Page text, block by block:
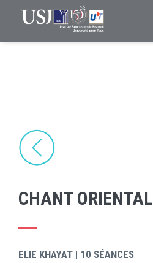
CHANT ORIENTAL
ELIE KHAYAT | 10 SÉANCES